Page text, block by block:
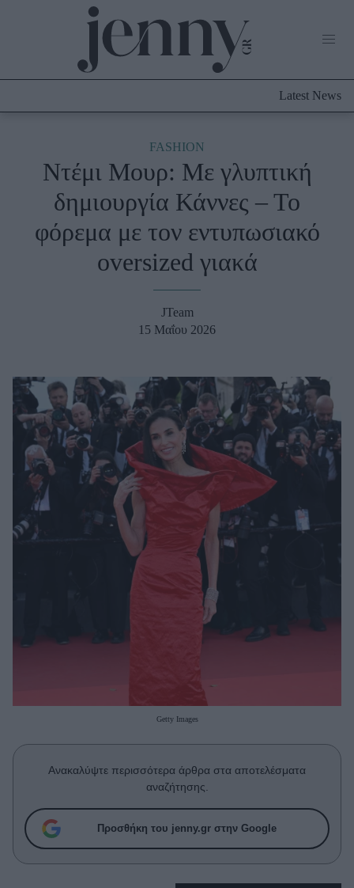
Culture
Fashion
Shopping
Styling Tips
Fashion News
Beauty News
Well being
Ψυχολογία
Υγεία + Διατροφή
Σχέσεις & Σεξ
Fitness
Real Women
Who
True Stories
Success Stories
Ζώδια
Latest News
FASHION
Ντέμι Μουρ: Με γλυπτική
δημιουργία Κάννες – Το
φόρεμα με τον εντυπωσιακό
oversized γιακά
JTeam
15 Μαΐου 2026
Getty Images
Ανακαλύψτε περισσότερα άρθρα στα αποτελέσματα
αναζήτησης.
Προσθήκη του jenny.gr στην Google